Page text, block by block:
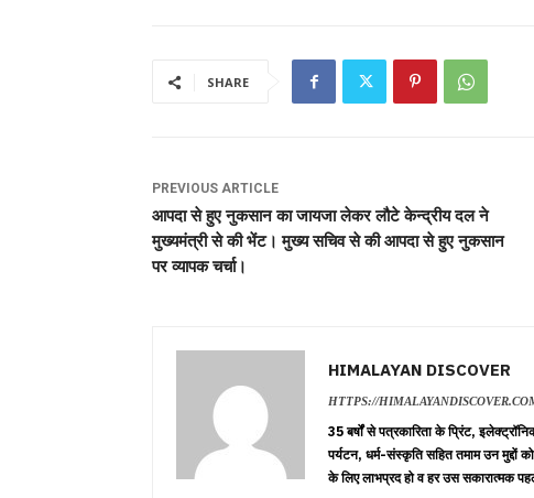
SHARE
PREVIOUS ARTICLE
आपदा से हुए नुकसान का जायजा लेकर लौटे केन्द्रीय दल ने
मुख्यमंत्री से की भेंट। मुख्य सचिव से की आपदा से हुए नुकसान
पर व्यापक चर्चा।
HIMALAYAN DISCOVER
HTTPS://
35 बर्षों से पत्रकारिता के प्रिंट,
पर्यटन, धर्म-संस्कृति सहित तमाम उन
के लिए लाभप्रद हो व हर उस सकारात्मक